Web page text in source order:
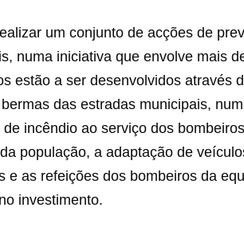
um conjunto de acções de
numa iniciativa que envolve mais
estão a ser desenvolvidos através
das estradas municipais,
incêndio ao serviço dos
população, a adaptação de
e as refeições dos bombeiros da
investimento.